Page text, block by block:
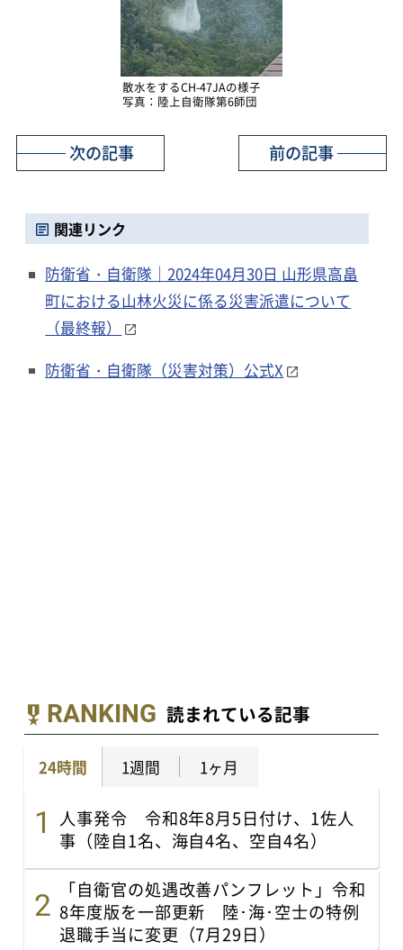
散水をするCH-47JAの様子
写真：陸上自衛隊第6師団
前の記事
次の記事
関連リンク
防衛省・自衛隊｜2024年04月30日 山形県高畠
町における山林火災に係る災害派遣について
（最終報）
防衛省・自衛隊（災害対策）公式X
RANKING 読まれている記事
24時間 1週間 1ヶ月
人事発令 令和8年8月5日付け、1佐人
事（陸自1名、海自4名、空自4名）
「自衛官の処遇改善パンフレット」令和
8年度版を一部更新 陸･海･空士の特例
退職手当に変更（7月29日）